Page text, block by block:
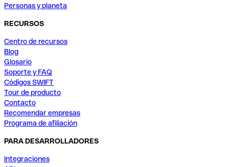
Personas y planeta
RECURSOS
Centro de recursos
Blog
Glosario
Soporte y FAQ
Códigos SWIFT
Tour de producto
Contacto
Recomendar empresas
Programa de afiliación
PARA DESARROLLADORES
Integraciones